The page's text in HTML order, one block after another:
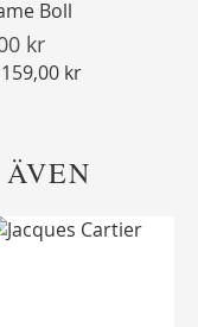
Boll
kr
159,00 kr